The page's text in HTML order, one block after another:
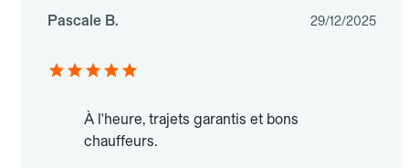
Pascale B. 29/12/2025
À l'heure, trajets garantis et bons
chauffeurs.